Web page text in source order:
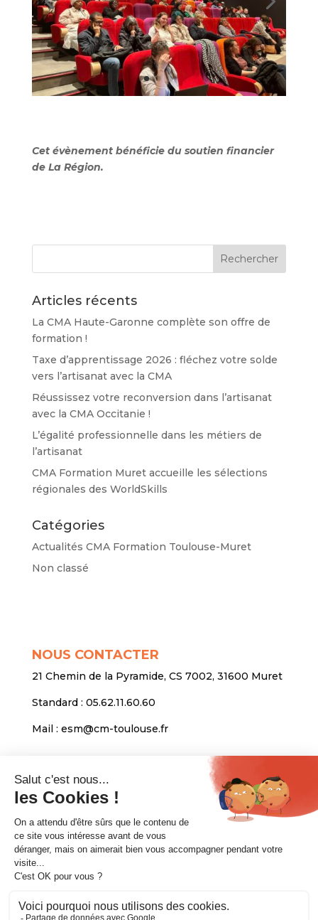
Cet évènement bénéficie du soutien financier
de La Région.
Articles récents
La CMA Haute-Garonne complète son offre de
formation !
Taxe d’apprentissage 2026 : fléchez votre solde
vers l’artisanat avec la CMA
Réussissez votre reconversion dans l’artisanat
avec la CMA Occitanie !
L’égalité professionnelle dans les métiers de
l’artisanat
CMA Formation Muret accueille les sélections
régionales des WorldSkills
Catégories
Actualités CMA Formation Toulouse-Muret
Non classé
NOUS CONTACTER
21 Chemin de la Pyramide, CS 7002, 31600 Muret
Standard : 05.62.11.60.60
Mail : esm@cm-toulouse.fr
INFORMATIONS
Mentions légales
Protection des données personnelles
Venir nous voir